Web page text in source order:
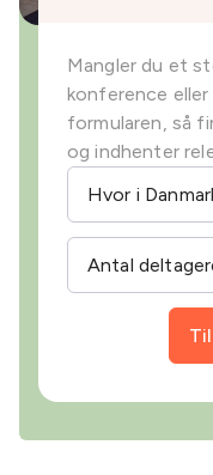
Mangler du et
konference
formularen, så
og indhenter